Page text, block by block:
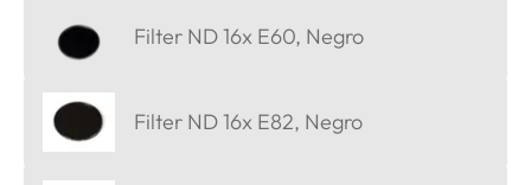
Filter ND 16x E60, Negro
Filter ND 16x E82, Negro